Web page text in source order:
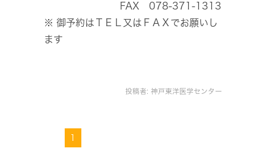
FAX 078-371-1313
※ 御予約はＴＥＬ又はＦＡＸでお願いし
ます
投稿者: 神戸東洋医学センター
1